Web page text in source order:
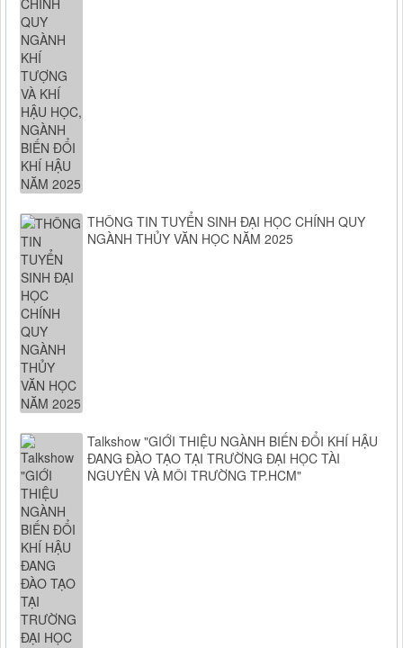
THÔNG TIN TUYỂN SINH ĐẠI HỌC CHÍNH QUY
NGÀNH THỦY VĂN HỌC NĂM 2025
Talkshow "GIỚI THIỆU NGÀNH BIẾN ĐỔI KHÍ HẬU
ĐANG ĐÀO TẠO TẠI TRƯỜNG ĐẠI HỌC TÀI
NGUYÊN VÀ MÔI TRƯỜNG TP.HCM"